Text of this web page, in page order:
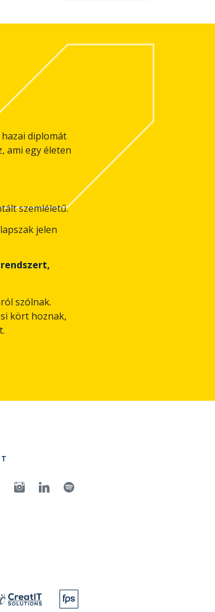
diplomát
ami egy életen
szemléletű.
jelen
szólnak.
kört hoznak,